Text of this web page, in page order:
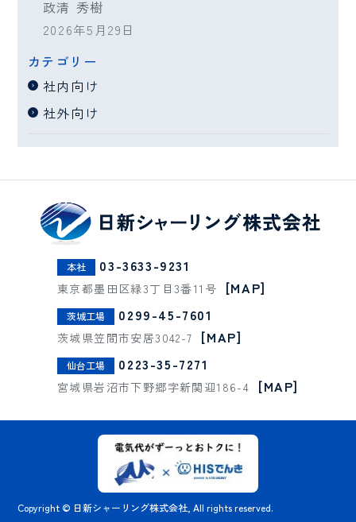
政清 秀樹
2026年5月29日
カテゴリー
社内向け
社外向け
本社 03-3633-9231
東京都墨田区緑3丁目3番11号 [MAP]
茨城工場 0299-45-7601
茨城県笠間市安居3042-7 [MAP]
仙台工場 0223-35-7271
宮城県岩沼市下野郷字新関迎186-4 [MAP]
Copyright © 日新シャーリング株式会社, All rights reserved.